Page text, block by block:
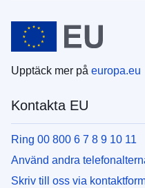
Upptäck mer på europa.eu
Kontakta EU
Ring 00 800 6 7 8 9 10 11
Använd andra
Skriv till oss via